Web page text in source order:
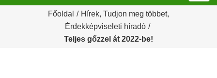
Főoldal / Hírek, Tudjon meg többet,
Érdekképviseleti híradó /
Teljes gőzzel át 2022-be!